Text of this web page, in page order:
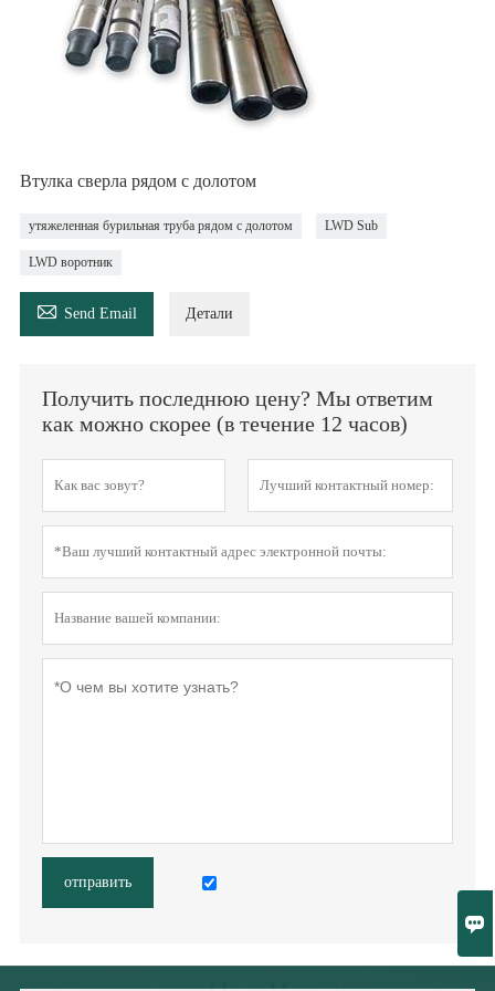

Втулка сверла рядом с долотом
утяжеленная бурильная труба рядом с долотом LWD Sub
LWD воротник
 Send Email Детали
Получить последнюю цену? Мы ответим
как можно скорее (в течение 12 часов)
отправить